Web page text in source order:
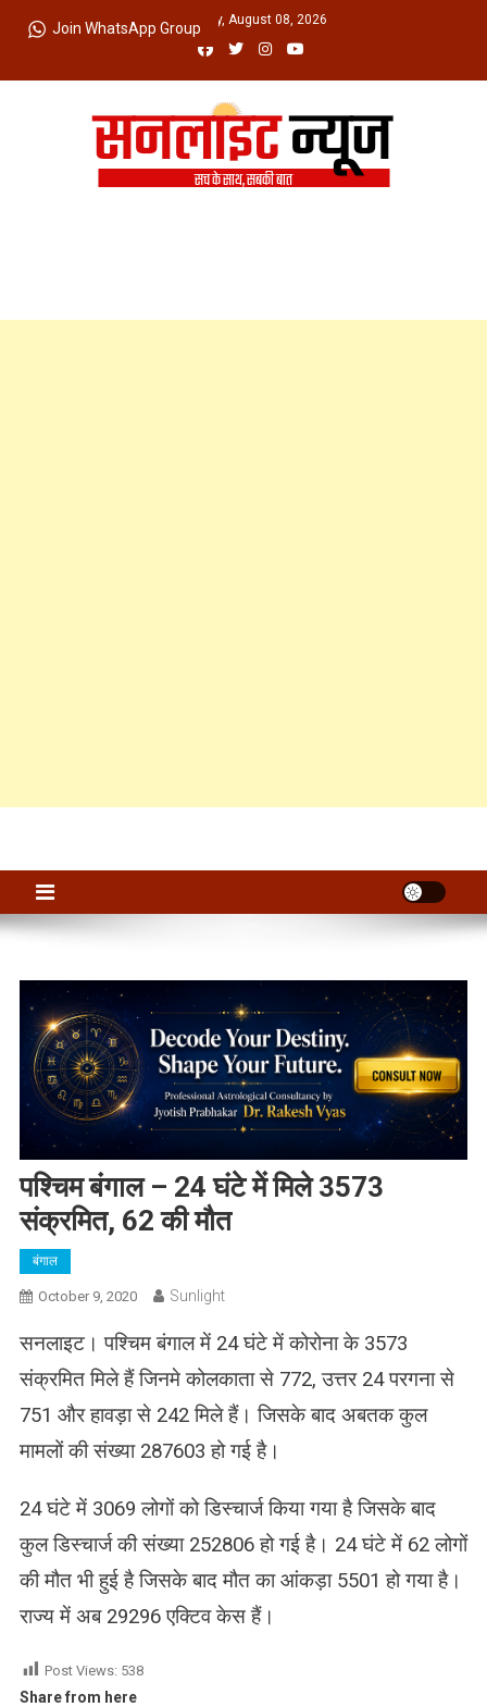
Saturday, August 08, 2026
पश्चिम बंगाल – 24 घंटे में मिले 3573
संक्रमित, 62 की मौत
बंगाल
October 9, 2020 Sunlight
सनलाइट। पश्चिम बंगाल में 24 घंटे में कोरोना के 3573
संक्रमित मिले हैं जिनमे कोलकाता से 772, उत्तर 24 परगना से
751 और हावड़ा से 242 मिले हैं। जिसके बाद अबतक कुल
मामलों की संख्या 287603 हो गई है।
24 घंटे में 3069 लोगों को डिस्चार्ज किया गया है जिसके बाद
कुल डिस्चार्ज की संख्या 252806 हो गई है। 24 घंटे में 62 लोगों
की मौत भी हुई है जिसके बाद मौत का आंकड़ा 5501 हो गया है।
राज्य में अब 29296 एक्टिव केस हैं।
Post Views: 538
Share from here
Join WhatsApp Group